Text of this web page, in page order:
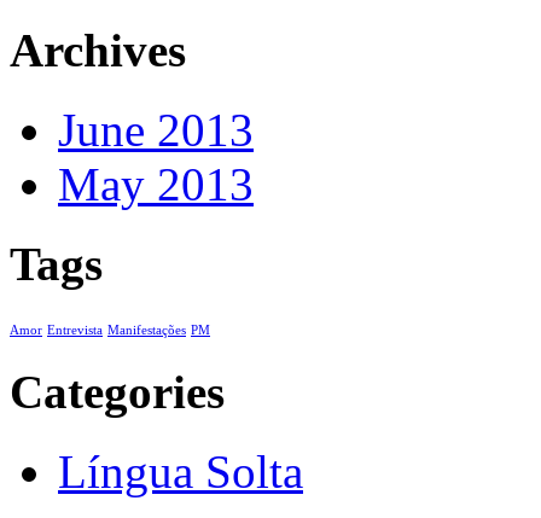
Archives
June 2013
May 2013
Tags
Amor Entrevista Manifestações PM
Categories
Língua Solta